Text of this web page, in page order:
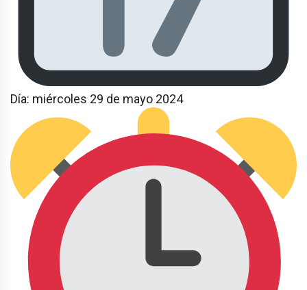
Día: miércoles 29 de mayo 2024